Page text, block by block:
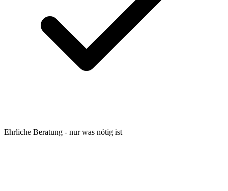
Ehrliche Beratung - nur was nötig ist